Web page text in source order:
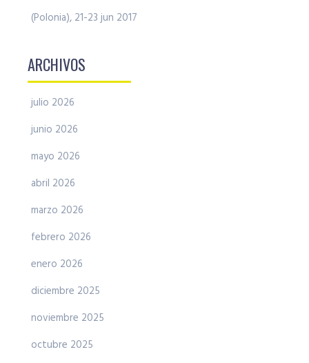
(Polonia), 21-23 jun 2017
ARCHIVOS
julio 2026
junio 2026
mayo 2026
abril 2026
marzo 2026
febrero 2026
enero 2026
diciembre 2025
noviembre 2025
octubre 2025